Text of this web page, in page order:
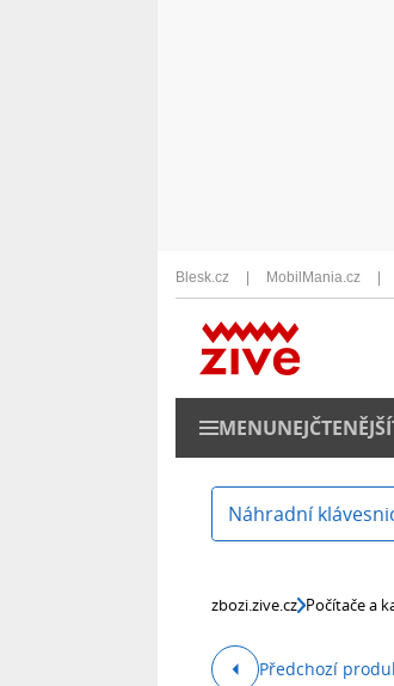
Blesk.cz MobilMania.cz
MENUNEJČTENĚJŠÍ
zbozi.zive.cz Počítače a
Předchozí